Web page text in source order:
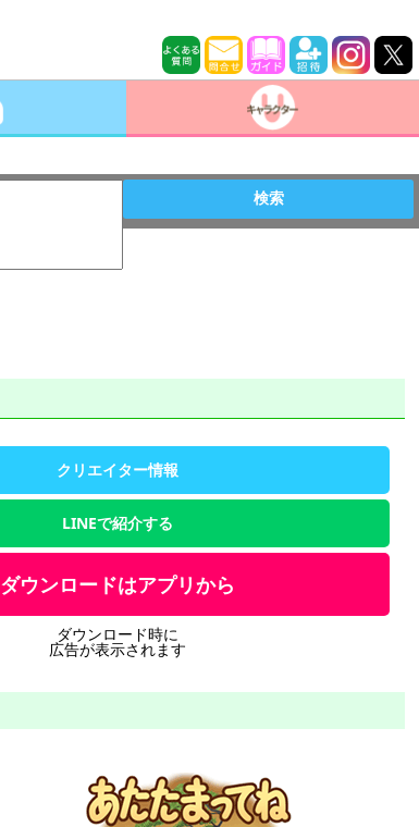
検索
クリエイター情報
LINEで紹介する
ダウンロードはアプリから
ダウンロード時に
広告が表示されます